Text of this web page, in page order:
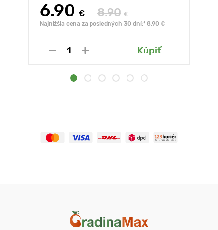
6.90 € 8.90 €
Najnižšia cena za posledných 30 dní:* 8.90 €
Kúpiť